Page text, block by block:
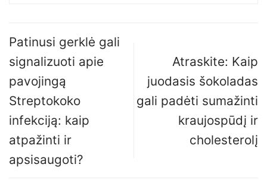
Patinusi gerklė gali
signalizuoti apie
pavojingą
Streptokoko
infekciją: kaip
atpažinti ir
apsisaugoti?
Atraskite: Kaip
juodasis šokoladas
gali padėti sumažinti
kraujospūdį ir
cholesterolį